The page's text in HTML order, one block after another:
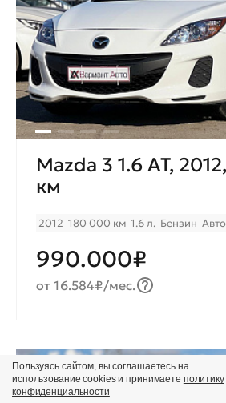
Mazda 3 1.6 AT,
км
2012 180 000 км 1.6 л. Бензин
990.000₽
от 16.584₽/мес.
Продано
Пользуясь сайтом, вы соглашаетесь на
использование cookies и принимаете политику
конфиденциальности